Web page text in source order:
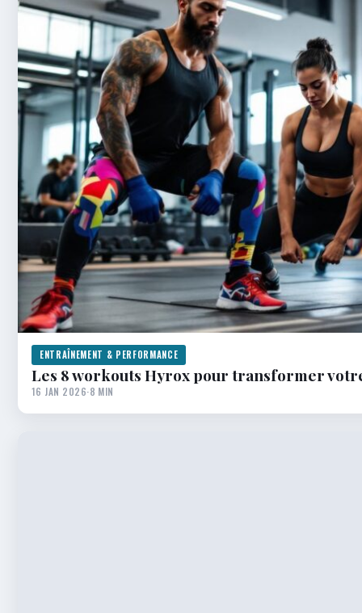
ENTRAÎNEMENT & PERFORMANCE
Les 8 workouts Hyrox pour transformer
16 JAN 2026·8 MIN